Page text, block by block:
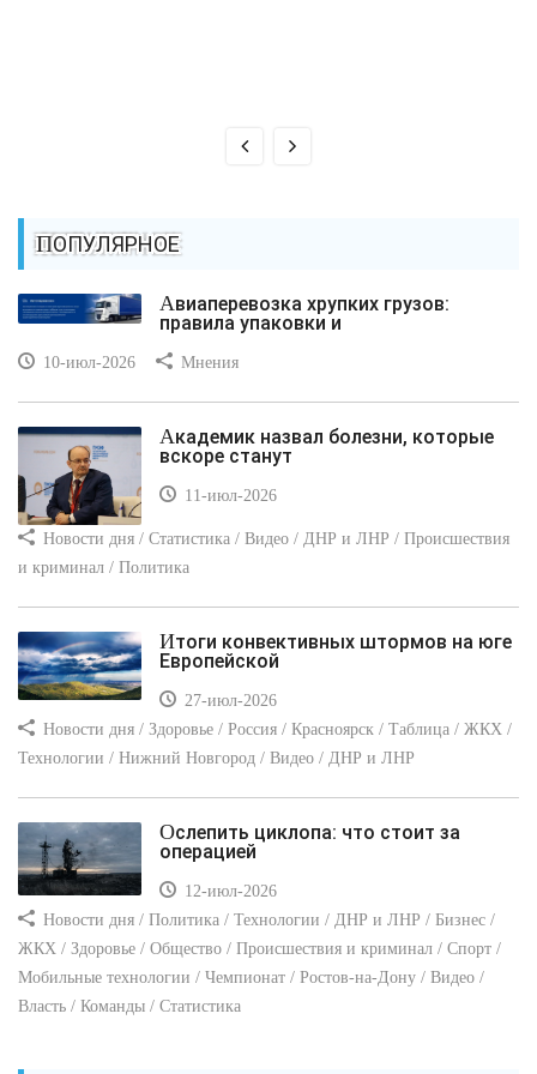
ПОПУЛЯРНОЕ
Авиаперевозка хрупких грузов:
правила упаковки и
10-июл-2026 Мнения
Академик назвал болезни, которые
вскоре станут
11-июл-2026
Новости дня / Статистика / Видео / ДНР и ЛНР / Происшествия
и криминал / Политика
Итоги конвективных штормов на юге
Европейской
27-июл-2026
Новости дня / Здоровье / Россия / Красноярск / Таблица / ЖКХ /
Технологии / Нижний Новгород / Видео / ДНР и ЛНР
Ослепить циклопа: что стоит за
операцией
12-июл-2026
Новости дня / Политика / Технологии / ДНР и ЛНР / Бизнес /
ЖКХ / Здоровье / Общество / Происшествия и криминал / Спорт /
Мобильные технологии / Чемпионат / Ростов-на-Дону / Видео /
Власть / Команды / Статистика